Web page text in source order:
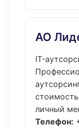
АО
IT-
личный
Телефон: